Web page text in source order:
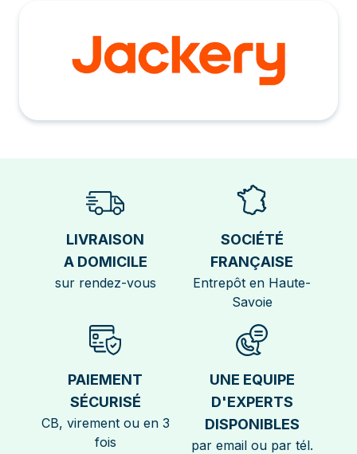
LIVRAISON
A DOMICILE
sur rendez-vous
SOCIÉTÉ
FRANÇAISE
Entrepôt en Haute-
Savoie
PAIEMENT
SÉCURISÉ
CB, virement ou en 3
fois
UNE EQUIPE
D'EXPERTS
DISPONIBLES
par email ou par tél.